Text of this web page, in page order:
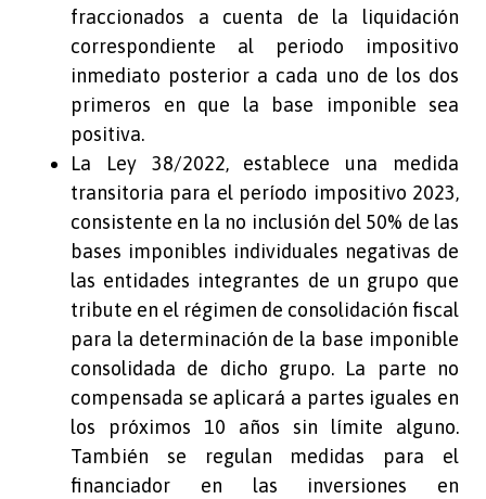
fraccionados a cuenta de la liquidación
correspondiente al periodo impositivo
inmediato posterior a cada uno de los dos
primeros en que la base imponible sea
positiva.
La Ley 38/2022, establece una medida
transitoria para el período impositivo 2023,
consistente en la no inclusión del 50% de las
bases imponibles individuales negativas de
las entidades integrantes de un grupo que
tribute en el régimen de consolidación fiscal
para la determinación de la base imponible
consolidada de dicho grupo. La parte no
compensada se aplicará a partes iguales en
los próximos 10 años sin límite alguno.
También se regulan medidas para el
financiador en las inversiones en